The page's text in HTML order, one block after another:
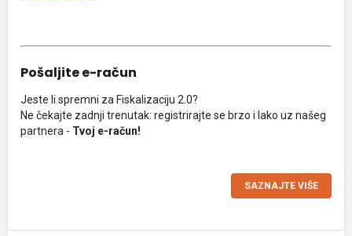
Pošaljite e-račun
Jeste li spremni za Fiskalizaciju 2.0?
Ne čekajte zadnji trenutak: registrirajte se brzo i lako uz našeg
partnera - Tvoj e-račun!
SAZNAJTE VIŠE